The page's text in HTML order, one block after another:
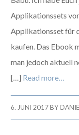
Applikationssets
Applikationsset für
kaufen. Das Ebook
man jedoch aktuell
[…] Read more…
6. JUNI 2017BY